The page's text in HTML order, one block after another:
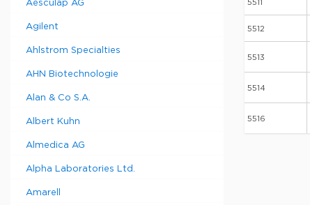
Aesculap AG
Agilent
Ahlstrom Specialties
AHN Biotechnologie
Alan & Co S.A.
Albert Kuhn
Almedica AG
Alpha Laboratories Ltd.
Amarell
5511
5512
5513
5514
5516